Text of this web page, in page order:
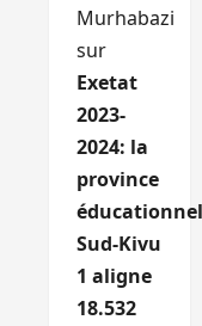
Murhabazi
sur
Exetat
2023-
2024: la
province
Sud-Kivu
1 aligne
18.532